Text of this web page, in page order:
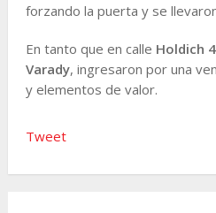
forzando la puerta y se
En tanto que en calle Holdich
Varady, ingresaron por una
y elementos de valor.
Tweet